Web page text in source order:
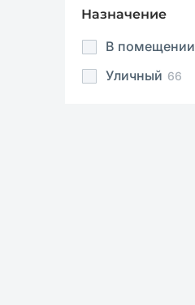
Назначение
В помещении
Уличный 66